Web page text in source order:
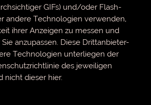
GIFs) und/oder Flash-
andere Technologien verwenden,
ihrer Anzeigen zu messen und
anzupassen. Diese Drittanbieter-
Technologien unterliegen der
des jeweiligen
nicht dieser hier.